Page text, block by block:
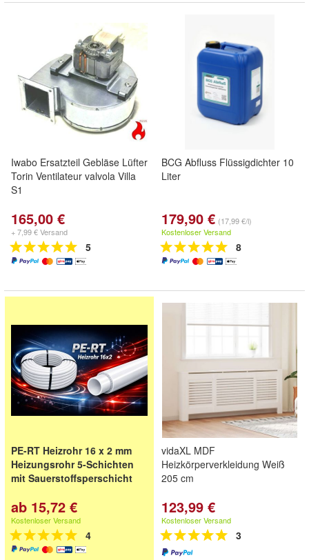
Iwabo Ersatzteil Gebläse Lüfter
Torin Ventilateur valvola Villa
S1
165,00 €
+ 7,99 € Versand
5
BCG Abfluss Flüssigdichter 10
Liter
179,90 € (17,99 €/l)
Kostenloser Versand
8
PE-RT Heizrohr 16 x 2 mm
Heizungsrohr 5-Schichten
mit Sauerstoffsperschicht
ab 15,72 €
Kostenloser Versand
4
vidaXL MDF
Heizkörperverkleidung Weiß
205 cm
123,99 €
Kostenloser Versand
3